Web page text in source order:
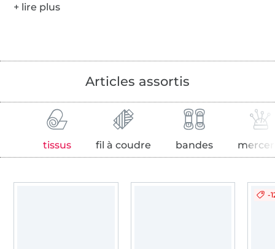
Articles assortis
tissus fil à coudre bandes
-